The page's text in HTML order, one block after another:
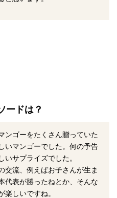
ードは？
ンゴーをたくさん贈っていた
いマンゴーでした。何の予告
いサプライズでした。
交流、例えばお子さんが生ま
代表が勝ったねとか、そんな
楽しいですね。